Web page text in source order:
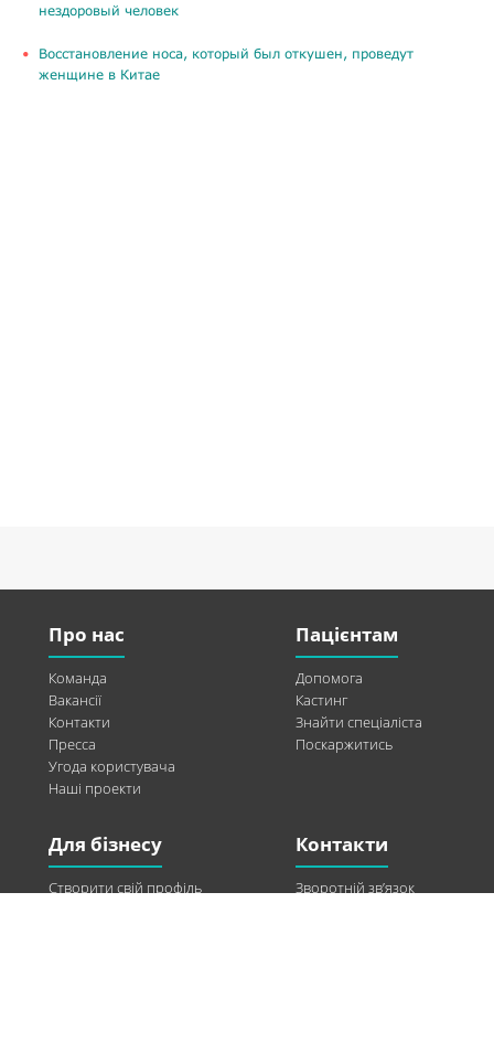
нездоровый человек
Восстановление носа, который был откушен, проведут
женщине в Китае
Про нас
Команда
Вакансії
Контакти
Пресса
Угода користувача
Наші проекти
Пацієнтам
Допомога
Кастинг
Знайти спеціаліста
Поскаржитись
Для бізнесу
Створити свій профіль
Контакти
Зворотній зв’язок